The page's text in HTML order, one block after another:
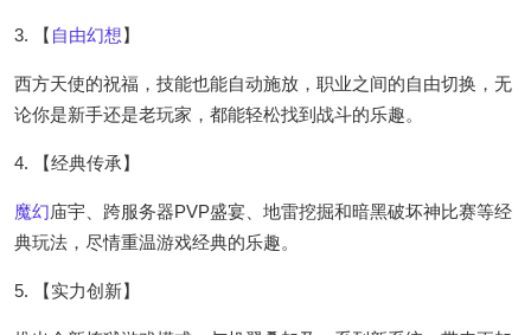
3. 【 自由幻想】
西方天使的祝福，技能也能自动施放，职业之间的自由切换，无
论你是新手还是老玩家，都能轻松找到战斗的乐趣。
4. 【经典传承】
魔幻庙宇、跨服务器PVP盛宴、地雷挖掘和暗黑破坏神比赛等经
典玩法，尽情重温游戏经典的乐趣。
5. 【实力创新】